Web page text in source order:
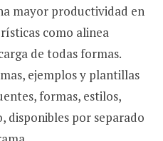
mayor productividad en
como alinea
de todas formas.
ejemplos y plantillas
formas, estilos,
disponibles por separado